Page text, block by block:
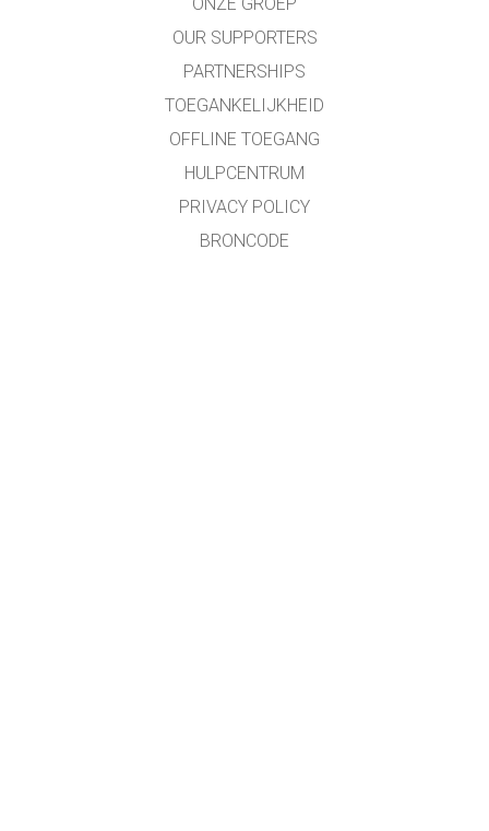
OUR SUPPORTERS
PARTNERSHIPS
TOEGANKELIJKHEID
OFFLINE TOEGANG
HULPCENTRUM
PRIVACY POLICY
BRONCODE